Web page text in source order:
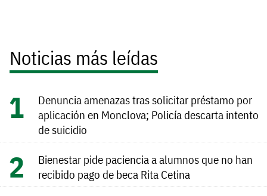
Noticias más leídas
Denuncia amenazas tras solicitar préstamo por
aplicación en Monclova; Policía descarta intento
de suicidio
Bienestar pide paciencia a alumnos que no han
recibido pago de beca Rita Cetina